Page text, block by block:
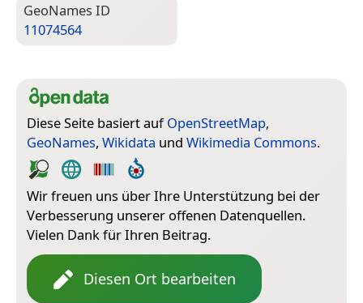
Geo­Names ID
11074564
Diese Seite basiert aufOpenStreetMap,
GeoNames, Wikidata und Wikimedia Commons.
Wir freuen uns über Ihre Unterstützung bei der
Verbesserung unserer offenen Datenquellen.
Vielen Dank für Ihren Beitrag.
Diesen Ort bearbeiten